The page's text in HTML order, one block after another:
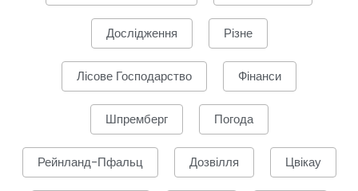
Дослідження Різне
Лісове Господарство Фінанси
Шпремберг Погода
Рейнланд-Пфальц Дозвілля Цвікау